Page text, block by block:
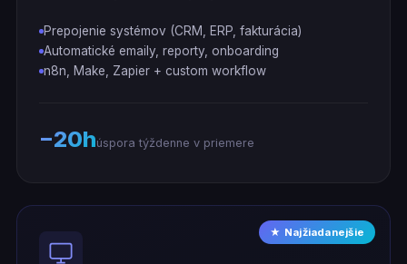
Prepojenie systémov (CRM, ERP, fakturácia)
Automatické emaily, reporty, onboarding
n8n, Make, Zapier + custom workflow
−20húspora týždenne v priemere
★ Najžiadanejšie